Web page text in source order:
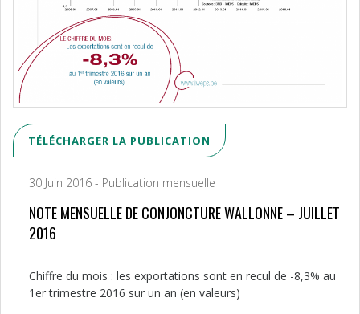
TÉLÉCHARGER LA PUBLICATION
30 Juin 2016 - Publication mensuelle
NOTE MENSUELLE DE CONJONCTURE WALLONNE – JUILLET
2016
Chiffre du mois : les exportations sont en recul de -8,3% au
1er trimestre 2016 sur un an (en valeurs)